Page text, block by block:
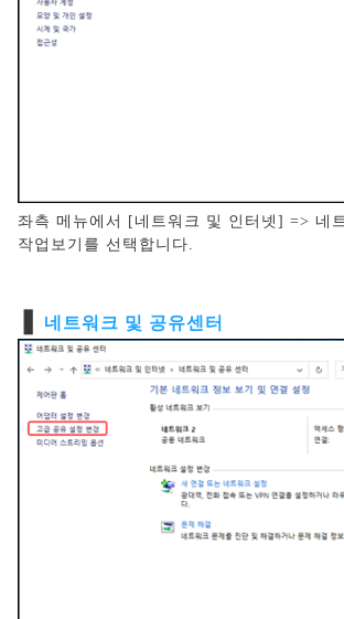
좌측 메뉴에서 [네트워크 및 인터넷] => 네
작업보기를 선택합니다.
네트워크 및 공유센터